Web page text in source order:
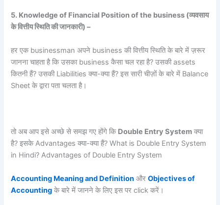
5. Knowledge of Financial Position of the business (व्यवसाय
के वित्तीय स्थिति की जानकारी) –
हर एक businessman अपने business की वित्तीय स्थिति के बारे में ज़रूर
जानना चाहता है कि उसका business कैसा चल रहा है? उसकी assets
कितनी हैं? उसकी Liabilities क्या-क्या हैं? इस सारी चीज़ों के बारे में Balance
Sheet के द्वारा पता चलता है।
तो अब आप इसे अच्छे से समझ गए होंगे कि Double Entry System क्या
है? इसके Advantages क्या-क्या हैं? What is Double Entry System
in Hindi? Advantages of Double Entry System
Accounting Meaning and Definition औरObjectives of
Accounting के बारे में जानने के लिए इस पर click करें।